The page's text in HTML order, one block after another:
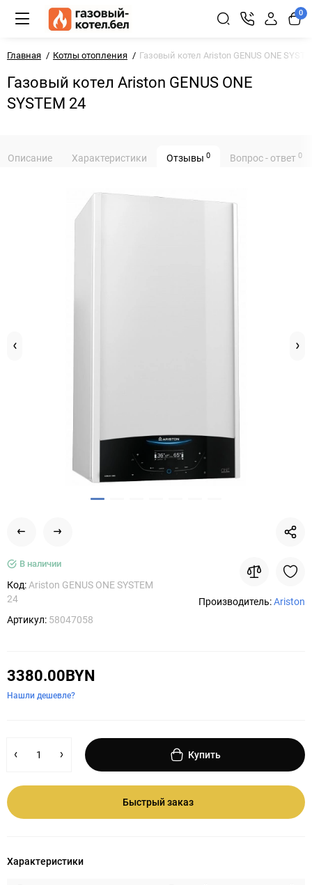
0
Главная Котлы отопления Газовый котел Ariston GENUS ONE
Газовый котел Ariston GENUS ONE
SYSTEM 24
Описание Характеристики Отзывы 0 Вопрос - ответ 0
В наличии
Код: Ariston GENUS ONE SYSTEM
24
Артикул: 58047058
Производитель:Ariston
3380.00BYN
Нашли дешевле?
Купить
Быстрый заказ
Характеристики